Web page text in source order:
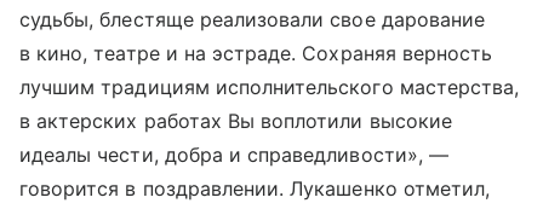
судьбы, блестяще реализовали свое дарование
в кино, театре и на эстраде. Сохраняя верность
лучшим традициям исполнительского мастерства,
в актерских работах Вы воплотили высокие
идеалы чести, добра и справедливости», —
говорится в поздравлении. Лукашенко отметил,